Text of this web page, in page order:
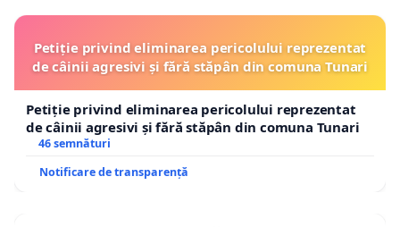
Petiție privind eliminarea pericolului reprezentat
de câinii agresivi și fără stăpân din comuna Tunari
Petiție privind eliminarea pericolului reprezentat
de câinii agresivi și fără stăpân din comuna Tunari
46 semnături
Notificare de transparență